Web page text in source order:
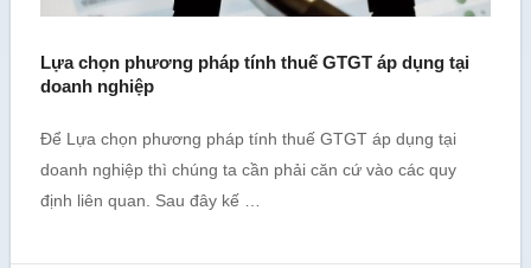
Lựa chọn phương pháp tính thuế GTGT áp dụng tại
doanh nghiệp
Để Lựa chọn phương pháp tính thuế GTGT áp dụng tại
doanh nghiệp thì chúng ta cần phải căn cứ vào các quy
định liên quan. Sau đây kế …